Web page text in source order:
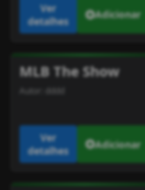
Ver
detalhes
Adicionar
MLB The Show
Autor:
Ver
detalhes
Adicionar